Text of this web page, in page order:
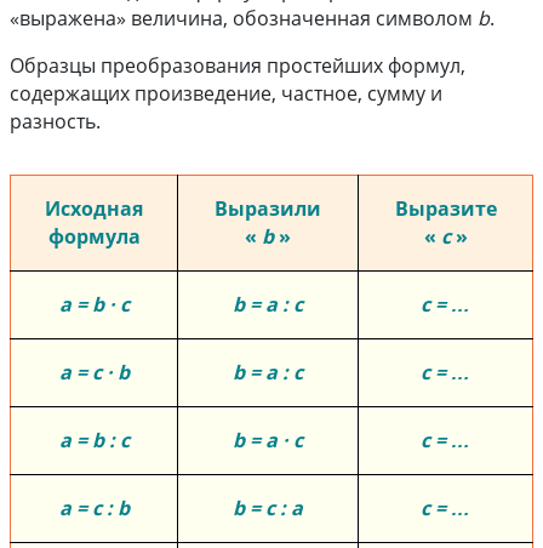
«выражена» величина, обозначенная символом b.
Образцы преобразования простейших формул,
содержащих произведение, частное, сумму и
разность.
Исходная
формула
Выразили
« b»
Выразите
« c»
a = b · c b = a : c c = …
a = c · b b = a : c c = …
a = b : c b = a · c c = …
a = c : b b = c : a c = …